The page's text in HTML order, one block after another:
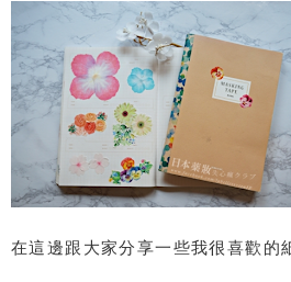
在這邊跟大家分享一些我很喜歡的